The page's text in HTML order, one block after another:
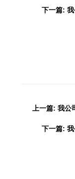
下一篇:
上一篇: 我
下一篇: